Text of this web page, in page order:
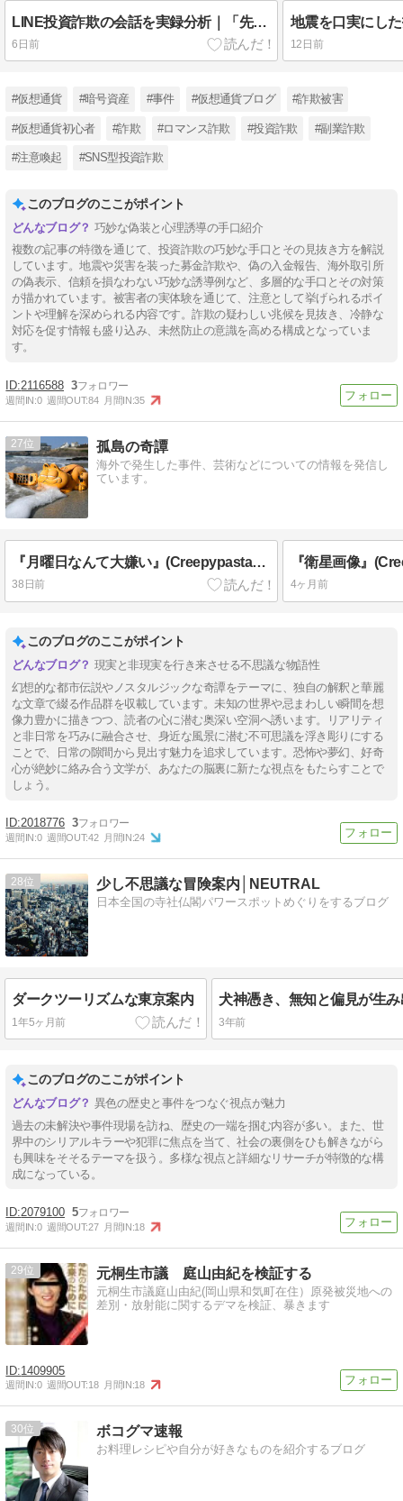
LINE投資詐欺の会話を実録分析｜「先生」とサポート役が信用を築く流れ
6日前 12日前
#仮想通貨 #暗号資産 #事件 #仮想通貨ブログ #詐欺被害
#仮想通貨初心者 #詐欺 #ロマンス詐欺 #投資詐欺 #副業詐欺
#注意喚起 #SNS型投資詐欺
このブログのここがポイント
巧妙な偽装と心理誘導の手口紹介
複数の記事の特徴を通じて、投資詐欺の巧妙な手口とその見抜き方を解説
しています。地震や災害を装った募金詐欺や、偽の入金報告、海外取引所
の偽表示、信頼を損なわない巧妙な誘導例など、多層的な手口とその対策
が描かれています。被害者の実体験を通じて、注意として挙げられるポイ
ントや理解を深められる内容です。詐欺の疑わしい兆候を見抜き、冷静な
対応を促す情報も盛り込み、未然防止の意識を高める構成となっていま
す。
2116588 3
週間IN:0 週間OUT:84 月間IN:35
27 孤島の奇譚
海外で発生した事件、芸術などについての情報を発信し
ています。
『月曜日なんて大嫌い』(Creepypasta私家訳、原題“I Hate Mondays”)
38日前 4ヶ月前
このブログのここがポイント
現実と非現実を行き来させる不思議な物語性
幻想的な都市伝説やノスタルジックな奇譚をテーマに、独自の解釈と華麗
な文章で綴る作品群を収載しています。未知の世界や忌まわしい瞬間を想
像力豊かに描きつつ、読者の心に潜む奥深い空洞へ誘います。リアリティ
と非日常を巧みに融合させ、身近な風景に潜む不可思議を浮き彫りにする
ことで、日常の隙間から見出す魅力を追求しています。恐怖や夢幻、好奇
心が絶妙に絡み合う文学が、あなたの脳裏に新たな視点をもたらすことで
しょう。
2018776 3
週間IN:0 週間OUT:42 月間IN:24
28 少し不思議な冒険案内│NEUTRAL
日本全国の寺社仏閣パワースポットめぐりをするブログ
ダークツーリズムな東京案内
1年5ヶ月前 3年前
このブログのここがポイント
異色の歴史と事件をつなぐ視点が魅力
過去の未解決や事件現場を訪ね、歴史の一端を掴む内容が多い。また、世
界中のシリアルキラーや犯罪に焦点を当て、社会の裏側をひも解きながら
も興味をそそるテーマを扱う。多様な視点と詳細なリサーチが特徴的な構
成になっている。
2079100 5
週間IN:0 週間OUT:27 月間IN:18
29 元桐生市議 庭山由紀を検証する
元桐生市議庭山由紀(岡山県和気町在住）原発被災地への
差別・放射能に関するデマを検証、暴きます
1409905
週間IN:0 週間OUT:18 月間IN:18
30 ボコグマ速報
お料理レシピや自分が好きなものを紹介するブログ